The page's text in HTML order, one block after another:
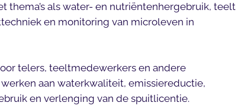
thema’s als water- en nutriëntenhergebruik, teelt
en monitoring van microleven in
telers, teeltmedewerkers en andere
aan waterkwaliteit, emissiereductie,
en verlenging van de spuitlicentie.